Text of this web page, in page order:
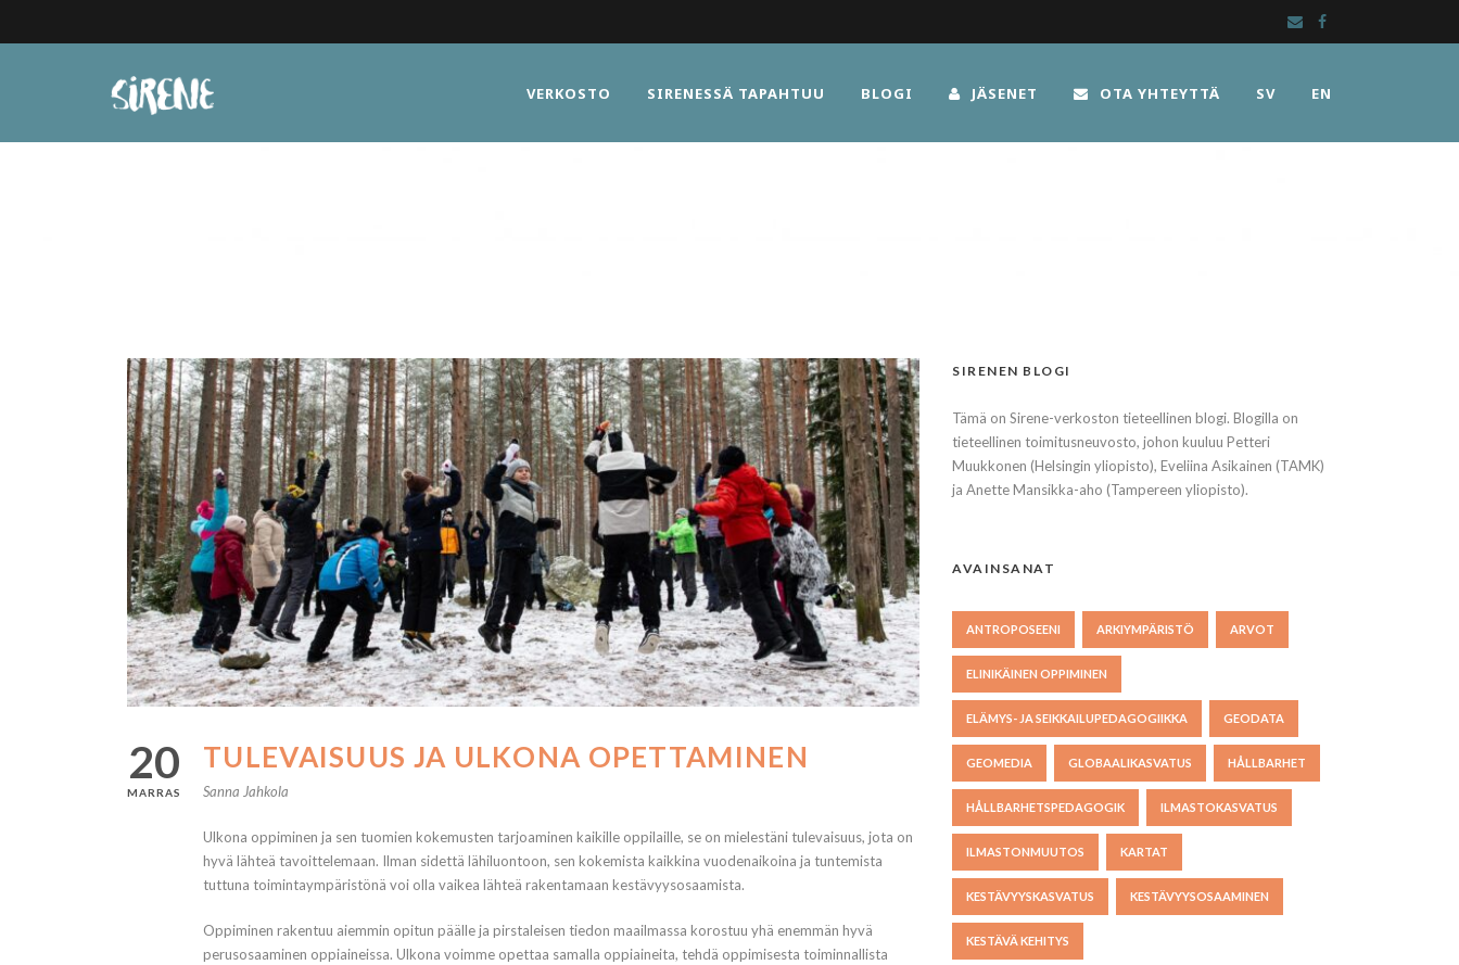
VERKOSTO SIRENESSÄ TAPAHTUU BLOGI JÄSENET OTA YHTEYTTÄ SV EN
20
MARRAS
TULEVAISUUS JA ULKONA OPETTAMINEN
Sanna Jahkola
Ulkona oppiminen ja sen tuomien kokemusten tarjoaminen kaikille oppilaille, se on mielestäni tulevaisuus, jota on
hyvä lähteä tavoittelemaan. Ilman sidettä lähiluontoon, sen kokemista kaikkina vuodenaikoina ja tuntemista
tuttuna toimintaympäristönä voi olla vaikea lähteä rakentamaan kestävyysosaamista.
Oppiminen rakentuu aiemmin opitun päälle ja pirstaleisen tiedon maailmassa korostuu yhä enemmän hyvä
perusosaaminen oppiaineissa. Ulkona voimme opettaa samalla oppiaineita, tehdä oppimisesta toiminnallista
SIRENEN BLOGI
Tämä on Sirene-verkoston tieteellinen blogi. Blogilla on
tieteellinen toimitusneuvosto, johon kuuluu Petteri
Muukkonen (Helsingin yliopisto), Eveliina Asikainen (TAMK)
ja Anette Mansikka-aho (Tampereen yliopisto).
AVAINSANAT
ANTROPOSEENI ARKIYMPÄRISTÖ ARVOT
ELINIKÄINEN OPPIMINEN
ELÄMYS- JA SEIKKAILUPEDAGOGIIKKA GEODATA
GEOMEDIA GLOBAALIKASVATUS HÅLLBARHET
HÅLLBARHETSPEDAGOGIK ILMASTOKASVATUS
ILMASTONMUUTOS KARTAT
KESTÄVYYSKASVATUS KESTÄVYYSOSAAMINEN
KESTÄVÄ KEHITYS